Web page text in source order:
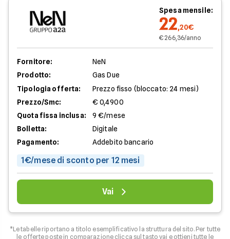
Spesa mensile:
22,20€
€ 266,36/anno
Fornitore:
NeN
Prodotto:
Gas Due
Tipologia offerta:
Prezzo fisso (bloccato: 24 mesi)
Prezzo/Smc:
€ 0,4900
Quota fissa inclusa:
9 €/mese
Bolletta:
Digitale
Pagamento:
Addebito bancario
1€/mese di sconto per 12 mesi
Vai
*Le tabelle riportano a titolo esemplificativo la struttura del sito. Per tutte
le offerte poste in comparazione clicca sul tasto vai e ottieni tutte le